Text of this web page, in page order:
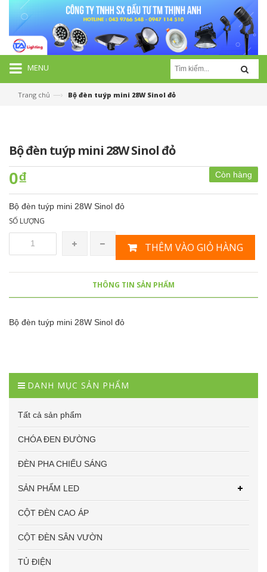
MENU
Trang chủ —› Bộ đèn tuýp mini 28W Sinol đỏ
Bộ đèn tuýp mini 28W Sinol đỏ
Còn hàng
0₫
Bộ đèn tuýp mini 28W Sinol đỏ
SỐ LƯỢNG
THÊM VÀO GIỎ HÀNG
THÔNG TIN SẢN PHẨM
Bộ đèn tuýp mini 28W Sinol đỏ
DANH MỤC SẢN PHẨM
Tất cả sản phẩm
CHÓA ĐEN ĐƯỜNG
ĐÈN PHA CHIẾU SÁNG
SẢN PHẨM LED
CỘT ĐÈN CAO ÁP
CỘT ĐÈN SÂN VƯỜN
TỦ ĐIỆN